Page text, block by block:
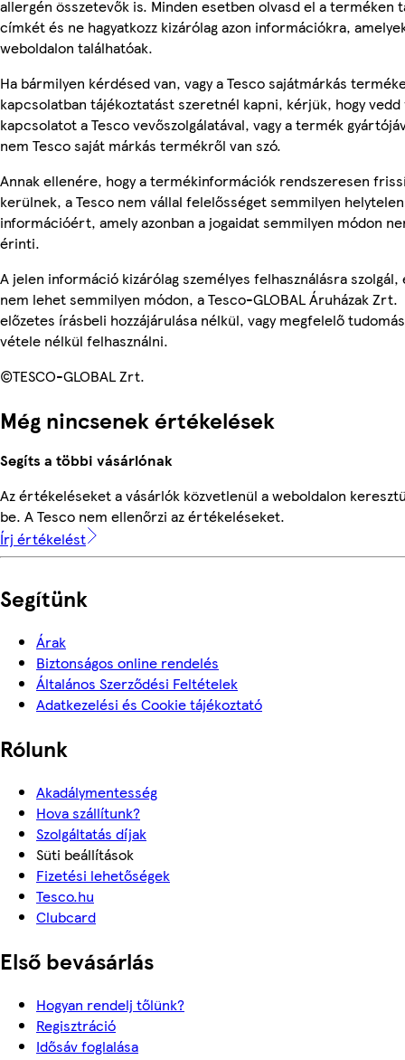
allergén összetevők is. Minden esetben olvasd el a terméken
címkét és ne hagyatkozz kizárólag azon információkra,
weboldalon találhatóak.
Ha bármilyen kérdésed van, vagy a Tesco sajátmárkás
kapcsolatban tájékoztatást szeretnél kapni, kérjük, hogy vedd
kapcsolatot a Tesco vevőszolgálatával, vagy a termék
nem Tesco saját márkás termékről van szó.
Annak ellenére, hogy a termékinformációk rendszeresen
kerülnek, a Tesco nem vállal felelősséget semmilyen helytelen
információért, amely azonban a jogaidat semmilyen módon
érinti.
A jelen információ kizárólag személyes felhasználásra szolgál,
nem lehet semmilyen módon, a Tesco-GLOBAL Áruházak Zrt.
előzetes írásbeli hozzájárulása nélkül, vagy megfelelő
vétele nélkül felhasználni.
©TESCO-GLOBAL Zrt.
Még nincsenek értékelések
Segíts a többi vásárlónak
Az értékeléseket a vásárlók közvetlenül a weboldalon
be. A Tesco nem ellenőrzi az értékeléseket.
Írj értékelést
Segítünk
Árak
Biztonságos online rendelés
Általános Szerződési Feltételek
Adatkezelési és Cookie tájékoztató
Rólunk
Akadálymentesség
Hova szállítunk?
Szolgáltatás díjak
Süti beállítások
Fizetési lehetőségek
Tesco.hu
Clubcard
Első bevásárlás
Hogyan rendelj tőlünk?
Regisztráció
Idősáv foglalása